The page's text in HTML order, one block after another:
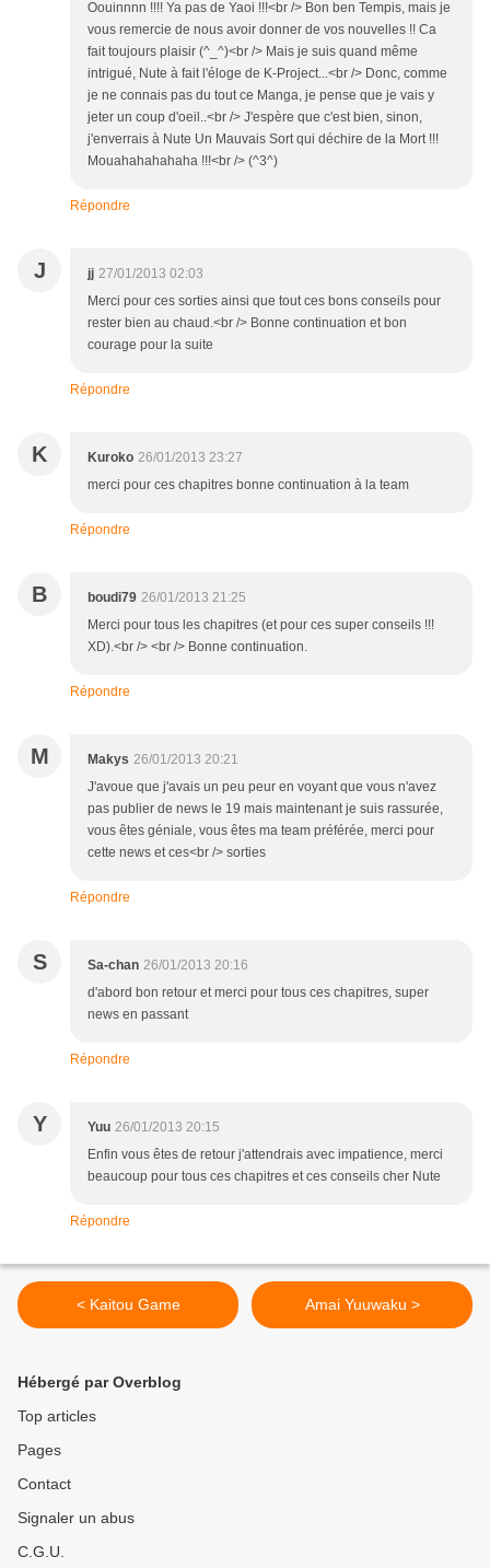
Oouinnnn !!!! Ya pas de Yaoi !!!<br /> Bon ben Tempis, mais je
vous remercie de nous avoir donner de vos nouvelles !! Ca
fait toujours plaisir (^_^)<br /> Mais je suis quand même
intrigué, Nute à fait l'éloge de K-Project...<br /> Donc, comme
je ne connais pas du tout ce Manga, je pense que je vais y
jeter un coup d'oeil..<br /> J'espère que c'est bien, sinon,
j'enverrais à Nute Un Mauvais Sort qui déchire de la Mort !!!
Mouahahahahaha !!!<br /> (^3^)
Répondre
J jj 27/01/2013 02:03
Merci pour ces sorties ainsi que tout ces bons conseils pour
rester bien au chaud.<br /> Bonne continuation et bon
courage pour la suite
Répondre
K Kuroko 26/01/2013 23:27
merci pour ces chapitres bonne continuation à la team
Répondre
B boudi79 26/01/2013 21:25
Merci pour tous les chapitres (et pour ces super conseils !!!
XD).<br /> <br /> Bonne continuation.
Répondre
M Makys 26/01/2013 20:21
J'avoue que j'avais un peu peur en voyant que vous n'avez
pas publier de news le 19 mais maintenant je suis rassurée,
vous êtes géniale, vous êtes ma team préférée, merci pour
cette news et ces<br /> sorties
Répondre
S Sa-chan 26/01/2013 20:16
d'abord bon retour et merci pour tous ces chapitres, super
news en passant
Répondre
Y Yuu 26/01/2013 20:15
Enfin vous êtes de retour j'attendrais avec impatience, merci
beaucoup pour tous ces chapitres et ces conseils cher Nute
Répondre
< Kaitou Game Amai Yuuwaku >
Hébergé par Overblog
Top articles
Pages
Contact
Signaler un abus
C.G.U.